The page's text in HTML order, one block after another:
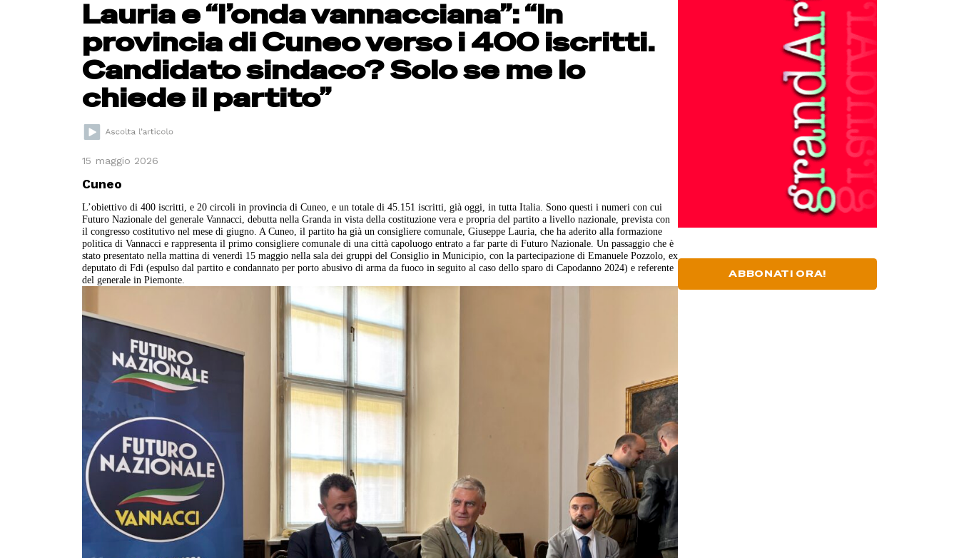
Lauria e “l’onda vannacciana”: “In
provincia di Cuneo verso i 400 iscritti.
Candidato sindaco? Solo se me lo
chiede il partito”
15 maggio 2026
Cuneo
L’obiettivo di 400 iscritti, e 20 circoli in provincia di Cuneo, e un totale di 45.151 iscritti, già oggi, in tutta Italia. Sono questi i numeri con cui
Futuro Nazionale del generale Vannacci, debutta nella Granda in vista della costituzione vera e propria del partito a livello nazionale, prevista con
il congresso costitutivo nel mese di giugno. A Cuneo, il partito ha già un consigliere comunale, Giuseppe Lauria, che ha aderito alla formazione
politica di Vannacci e rappresenta il primo consigliere comunale di una città capoluogo entrato a far parte di Futuro Nazionale. Un passaggio che è
stato presentato nella mattina di venerdì 15 maggio nella sala dei gruppi del Consiglio in Municipio, con la partecipazione di Emanuele Pozzolo, ex
deputato di Fdi (espulso dal partito e condannato per porto abusivo di arma da fuoco in seguito al caso dello sparo di Capodanno 2024) e referente
del generale in Piemonte.
ABBONATI ORA!